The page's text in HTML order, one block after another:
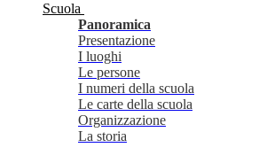
Scuola
Panoramica
Presentazione
I luoghi
Le persone
I numeri della scuola
Le carte della scuola
Organizzazione
La storia